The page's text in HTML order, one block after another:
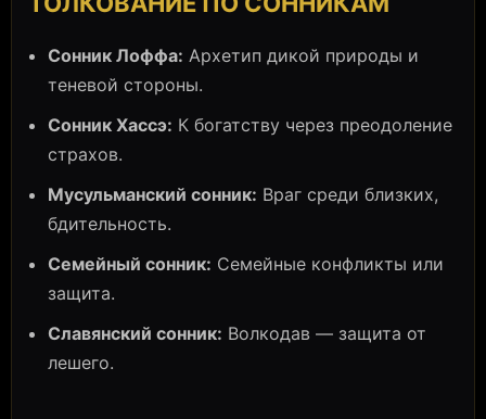
Сонник Лоффа: Архетип дикой природы и
теневой стороны.
Сонник Хассэ: К богатству через преодоление
страхов.
Мусульманский сонник: Враг среди близких,
бдительность.
Семейный сонник: Семейные конфликты или
защита.
Славянский сонник: Волкодав — защита от
лешего.